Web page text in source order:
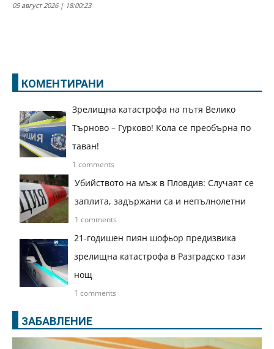
05 август 2026 | 18:00:23
КОМЕНТИРАНИ
Зрелищна катастрофа на пътя Велико
Търново – Гурково! Кола се преобърна по
таван!
1 comments
Убийството на мъж в Пловдив: Случаят се
заплита, задържани са и непълнолетни
1 comments
21-годишен пиян шофьор предизвика
зрелищна катастрофа в Разградско тази
нощ
1 comments
ЗАБАВЛЕНИЕ